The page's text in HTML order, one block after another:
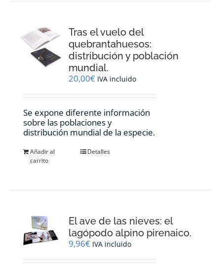
Tras el vuelo del
quebrantahuesos:
distribución y población
mundial.
20,00€ IVA incluido
Se expone diferente información
sobre las poblaciones y
distribución mundial de la especie.
Añadir al
carrito
Detalles
El ave de las nieves: el
lagópodo alpino pirenaico.
9,96€ IVA incluido